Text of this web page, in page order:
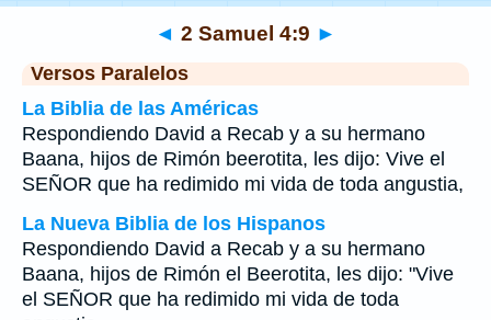
◄ 2 Samuel 4:9 ►
Versos Paralelos
La Biblia de las Américas
Respondiendo David a Recab y a su hermano
Baana, hijos de Rimón beerotita, les dijo: Vive el
SEÑOR que ha redimido mi vida de toda angustia,
La Nueva Biblia de los Hispanos
Respondiendo David a Recab y a su hermano
Baana, hijos de Rimón el Beerotita, les dijo: "Vive
el SEÑOR que ha redimido mi vida de toda